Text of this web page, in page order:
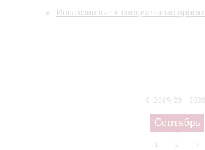
Инклюзивные и специальные
2019/20
2024/25
Сентябрь
1 2 3